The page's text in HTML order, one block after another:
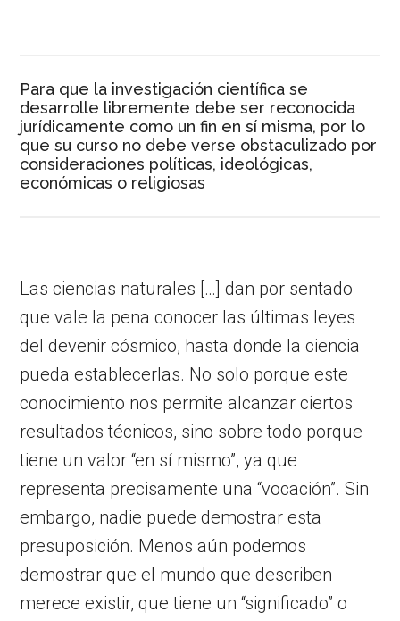
Para que la investigación científica se
desarrolle libremente debe ser reconocida
jurídicamente como un fin en sí misma, por lo
que su curso no debe verse obstaculizado por
consideraciones políticas, ideológicas,
económicas o religiosas
Las ciencias naturales […] dan por sentado
que vale la pena conocer las últimas leyes
del devenir cósmico, hasta donde la ciencia
pueda establecerlas. No solo porque este
conocimiento nos permite alcanzar ciertos
resultados técnicos, sino sobre todo porque
tiene un valor “en sí mismo”, ya que
representa precisamente una “vocación”. Sin
embargo, nadie puede demostrar esta
presuposición. Menos aún podemos
demostrar que el mundo que describen
merece existir, que tiene un “significado” o